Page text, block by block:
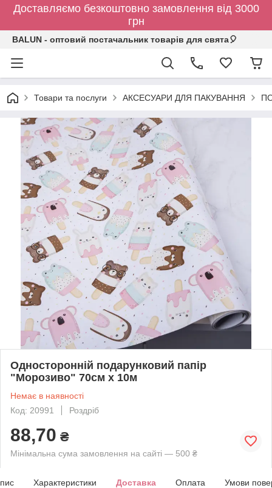
Доставляємо безкоштовно замовлення від 3000
грн
BALUN - оптовий постачальник товарів для свята🎈
Товари та послуги АКСЕСУАРИ ДЛЯ ПАКУВАННЯ
Односторонній подарунковий папір
"Морозиво" 70см х 10м
Немає в наявності
Код: 20991
Роздріб
88,70 ₴
Мінімальна сума замовлення на сайті — 500 ₴
Характеристики Доставка Оплата Умови